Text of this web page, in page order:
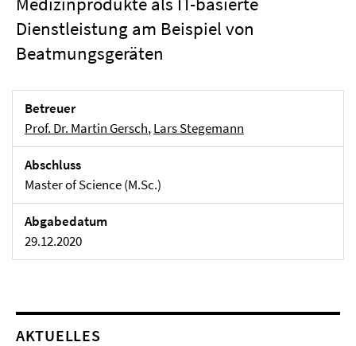
Dienstleistung am Beispiel von
Beatmungsgeräten
Betreuer
Prof. Dr. Martin Gersch,Lars Stegemann
Abschluss
Master of Science (M.Sc.)
Abgabedatum
29.12.2020
AKTUELLES